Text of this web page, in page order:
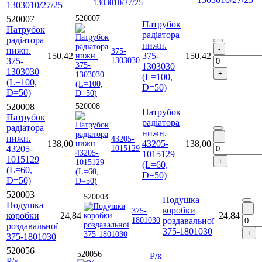
1303010/27/25
520007
Патрубок
радіатора
нижн.
375-
1303030
(L=100,
D=50)
150,42
520007
375-
1303030
Патрубок
радіатора
нижн.
375-
1303030
(L=100,
D=50)
150,42
520008
Патрубок
радіатора
нижн.
43205-
1015129
(L=60,
D=50)
138,00
520008
43205-
1015129
Патрубок
радіатора
нижн.
43205-
1015129
(L=60,
D=50)
138,00
520003
Подушка
коробки
роздавальної
375-1801030
24,84
520003
375-
1801030
Подушка
коробки
роздавальної
375-1801030
24,84
520056
520056
Р/к